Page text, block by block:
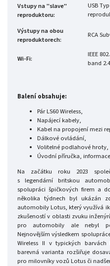
Vstupy na "slave"
reproduktoru:
USB
Výstupy na obou
reproduktorech:
RCA
Wi-Fi:
IEEE
band
Balení obsahuje:
Pár LS60 Wireless,
Napájecí kabely,
Kabel na propojení mezi
Dálkové ovládání,
Volitelné podlahové hroty,
Úvodní příručka,
Na začátku roku 2023
s legendární britskou
spolupráci špičkových firem a
několika týdnech byl ukázán
automobily Lotus, který využívá
zkušeností v oblasti zvuku
pro automobily ale nebyl
Nejnovějším výsledkem
Wireless II v typických
barevná varianta rozšiřuje
pro milovníky vozů Lotus či